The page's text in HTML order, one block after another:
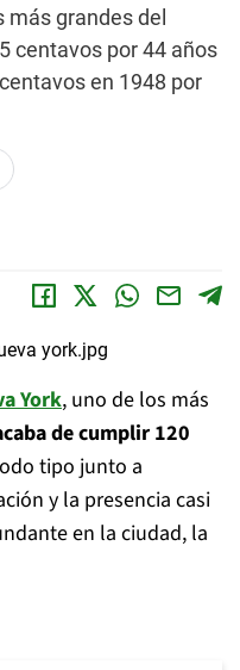
grandes del
centavos por 44 años
en 1948 por
York, uno de los más
de cumplir 120
tipo junto a
y la presencia casi
en la ciudad, la